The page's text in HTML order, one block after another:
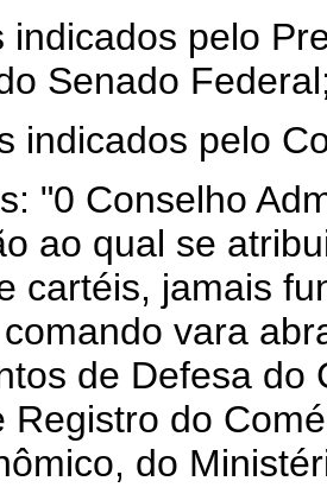
pelo
Senado
pelo
Conselho
ao qual se
cartéis, jamais
vara
de Defesa do
Registro do
do